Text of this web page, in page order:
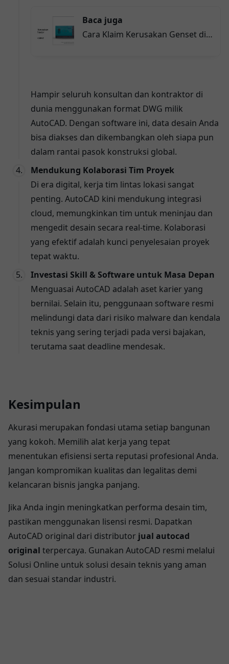
Baca juga
Cara Klaim Kerusakan Genset di
Hampir seluruh konsultan dan kontraktor di
dunia menggunakan format DWG milik
AutoCAD. Dengan software ini, data desain Anda
bisa diakses dan dikembangkan oleh siapa pun
dalam rantai pasok konstruksi global.
Mendukung Kolaborasi Tim Proyek
Di era digital, kerja tim lintas lokasi sangat
penting. AutoCAD kini mendukung integrasi
cloud, memungkinkan tim untuk meninjau dan
mengedit desain secara real-time. Kolaborasi
yang efektif adalah kunci penyelesaian proyek
tepat waktu.
Investasi Skill & Software untuk Masa Depan
Menguasai AutoCAD adalah aset karier yang
bernilai. Selain itu, penggunaan software resmi
melindungi data dari risiko malware dan kendala
teknis yang sering terjadi pada versi bajakan,
terutama saat deadline mendesak.
Kesimpulan
Akurasi merupakan fondasi utama setiap bangunan
yang kokoh. Memilih alat kerja yang tepat
menentukan efisiensi serta reputasi profesional Anda.
Jangan kompromikan kualitas dan legalitas demi
kelancaran bisnis jangka panjang.
Jika Anda ingin meningkatkan performa desain tim,
pastikan menggunakan lisensi resmi. Dapatkan
AutoCAD original dari distributor jual autocad
original terpercaya. Gunakan AutoCAD resmi melalui
Solusi Online untuk solusi desain teknis yang aman
dan sesuai standar industri.